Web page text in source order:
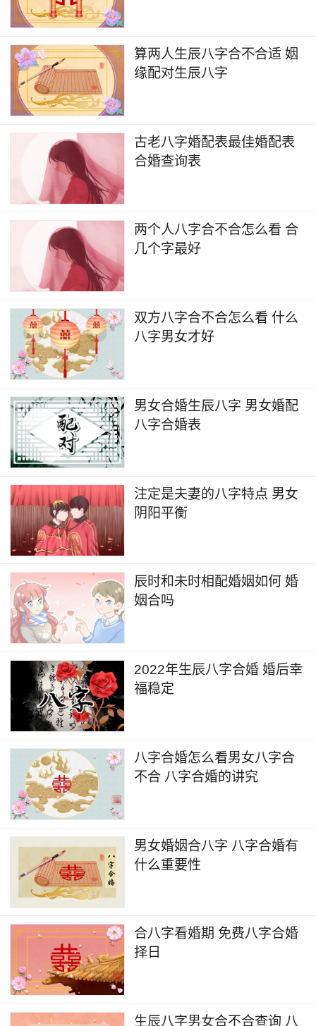
算两人生辰八字合不合适 姻
缘配对生辰八字
古老八字婚配表最佳婚配表
合婚查询表
两个人八字合不合怎么看 合
几个字最好
双方八字合不合怎么看 什么
八字男女才好
男女合婚生辰八字 男女婚配
八字合婚表
注定是夫妻的八字特点 男女
阴阳平衡
辰时和未时相配婚姻如何 婚
姻合吗
2022年生辰八字合婚 婚后幸
福稳定
八字合婚怎么看男女八字合
不合 八字合婚的讲究
男女婚姻合八字 八字合婚有
什么重要性
合八字看婚期 免费八字合婚
择日
生辰八字男女合不合查询 八